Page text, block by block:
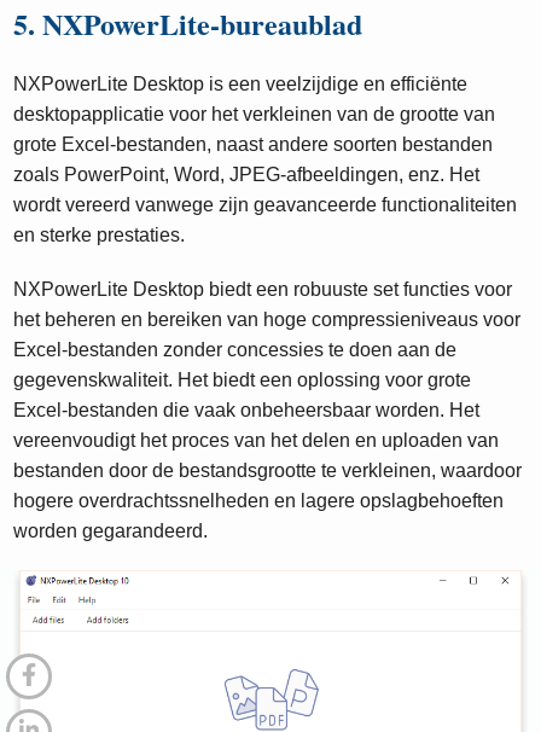
5. NXPowerLite-bureaublad
NXPowerLite Desktop is een veelzijdige en efficiënte
desktopapplicatie voor het verkleinen van de grootte van
grote Excel-bestanden, naast andere soorten bestanden
zoals PowerPoint, Word, JPEG-afbeeldingen, enz. Het
wordt vereerd vanwege zijn geavanceerde functionaliteiten
en sterke prestaties.
NXPowerLite Desktop biedt een robuuste set functies voor
het beheren en bereiken van hoge compressieniveaus voor
Excel-bestanden zonder concessies te doen aan de
gegevenskwaliteit. Het biedt een oplossing voor grote
Excel-bestanden die vaak onbeheersbaar worden. Het
vereenvoudigt het proces van het delen en uploaden van
bestanden door de bestandsgrootte te verkleinen, waardoor
hogere overdrachtssnelheden en lagere opslagbehoeften
worden gegarandeerd.